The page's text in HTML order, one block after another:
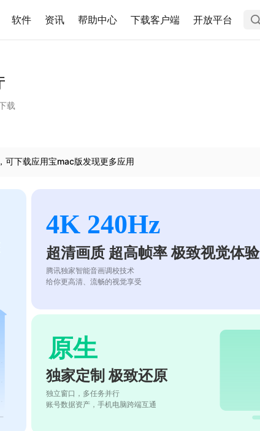
软件 资讯 帮助中心 下载客户端 开放平台
载
可下载应用宝mac版发现更多应用
4K 240Hz
超清画质 超高帧率 极致视觉体验
腾讯独家智能音画调校技术
给你更高清、流畅的视觉享受
原生
独家定制 极致还原
独立窗口，多任务并行
账号数据资产，手机电脑跨端互通